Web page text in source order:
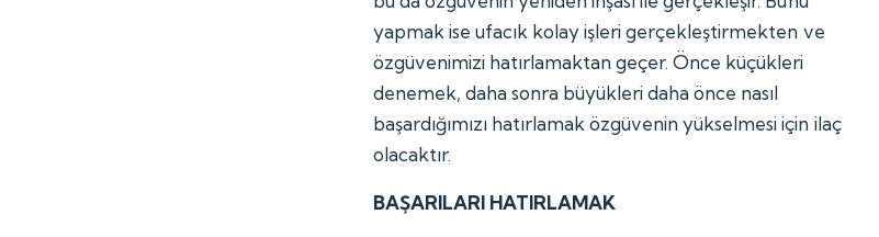
yapmak ise ufacık kolay işleri gerçekleştirmekten ve
özgüvenimizi hatırlamaktan geçer. Önce küçükleri
denemek, daha sonra büyükleri daha önce nasıl
başardığımızı hatırlamak özgüvenin yükselmesi için ilaç
olacaktır.
BAŞARILARI HATIRLAMAK